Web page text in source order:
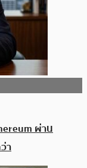
ผ่าน
า